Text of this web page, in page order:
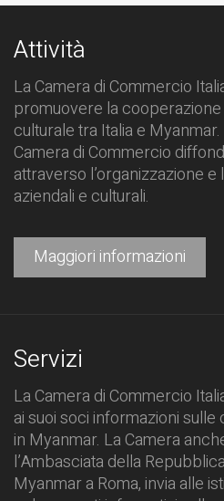
Attività
La Camera di Commercio
promuovere la
culturale tra Italia e
Camera di Commercio
attraverso l’organizzazione
aziendali e culturali.
Maggiori informazioni
Servizi
La Camera di Commercio
ai suoi soci informazioni
in Myanmar. La Camera
l’Ambasciata della
Myanmar a Roma, invia alle